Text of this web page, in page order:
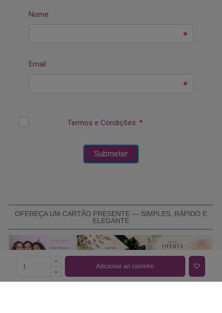
Adicionar ao carrinho
OFEREÇA UM CARTÃO PRESENTE — SIMPLES, RÁPIDO E
ELEGANTE